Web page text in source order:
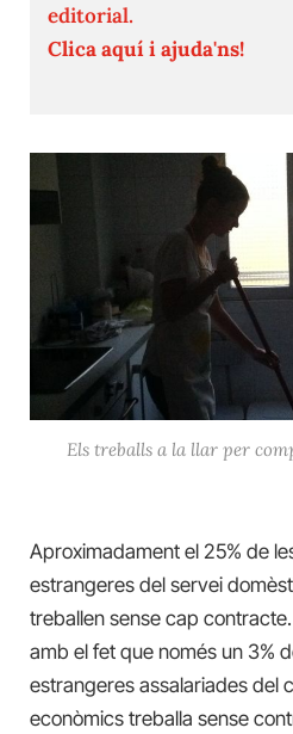
editorial.
Clica aquí i ajuda'ns!
Els treballs a la llar per
Aproximadament el 25% de
estrangeres del servei
treballen sense cap
amb el fet que només un 3%
estrangeres assalariades del
econòmics treballa sense